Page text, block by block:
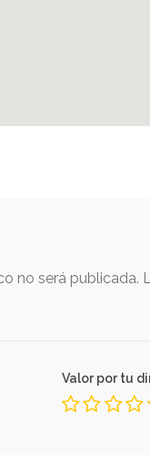
no será publicada.
Valor por tu